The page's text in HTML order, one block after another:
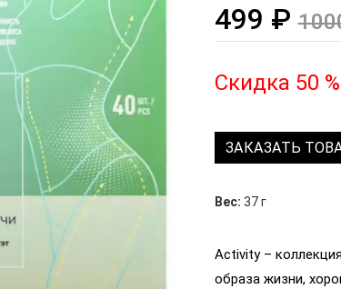
499 ₽
Скидка 50 %
ЗАКАЗАТЬ
Вес: 37 г
Activity –
образа жизни,